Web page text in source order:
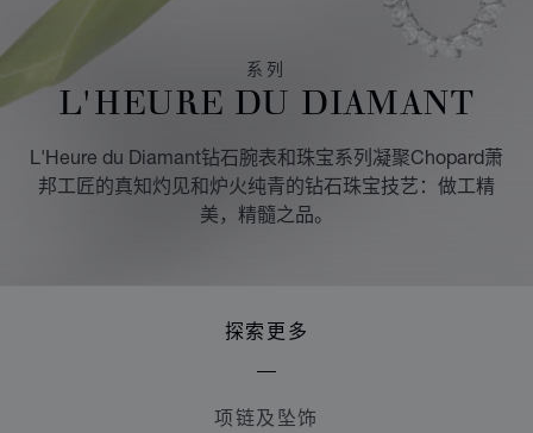
系列
L'HEURE DU DIAMANT
L'Heure du Diamant钻石腕表和珠宝系列凝聚Chopard萧
邦工匠的真知灼见和炉火纯青的钻石珠宝技艺：做工精
美，精髓之品。
探索更多
项链及坠饰